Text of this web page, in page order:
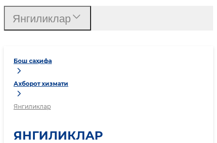
Бош саҳифа
Ахборот хизмати
Янгиликлар
ЯНГИЛИКЛАР
Янгиликлар